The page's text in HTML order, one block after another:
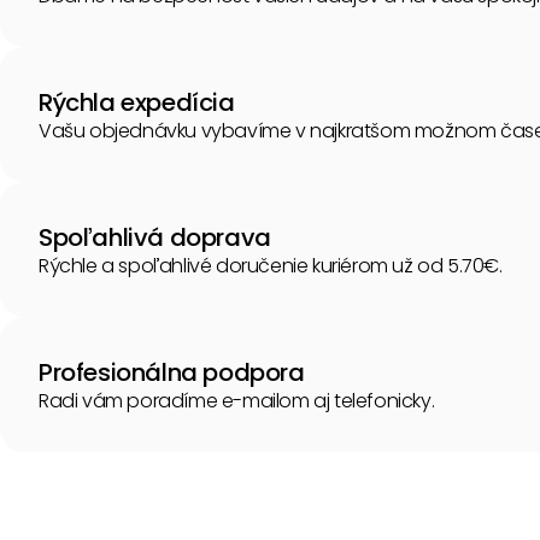
Rýchla expedícia
Vašu objednávku vybavíme v najkratšom možnom
Spoľahlivá doprava
Rýchle a spoľahlivé doručenie kuriérom už od 5.70€.
Profesionálna podpora
Radi vám poradíme e-mailom aj telefonicky.